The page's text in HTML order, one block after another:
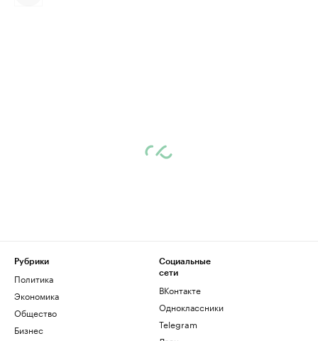
Рубрики
Политика
Экономика
Общество
Бизнес
Социальные
сети
ВКонтакте
Одноклассники
Telegram